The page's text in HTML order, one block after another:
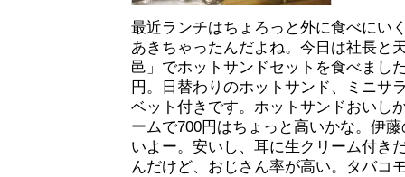
最近ランチはちょろっと外に食べにい
あきちゃったんだよね。今日は社長と
邑」でホットサンドセットを食べまし
円。日替わりのホットサンド、ミニサ
ベット付きです。ホットサンドおいし
ームで700円はちょっと高いかな。伊
いよー。安いし、耳に生クリーム付き
んだけど、おじさん率が高い。タバコ